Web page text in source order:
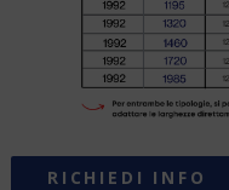
RICHIEDI INFO